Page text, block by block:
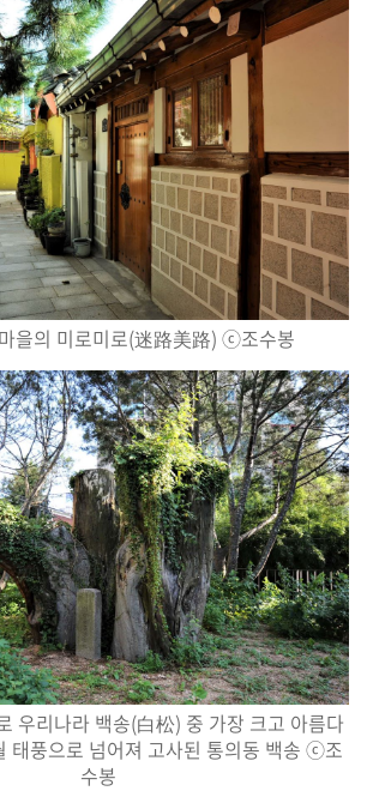
을의 미로미로(迷路美路) ⓒ조수봉
우리나라 백송(白松) 중 가장 크고 아름다
태풍으로 넘어져 고사된 통의동 백송 ⓒ조
수봉